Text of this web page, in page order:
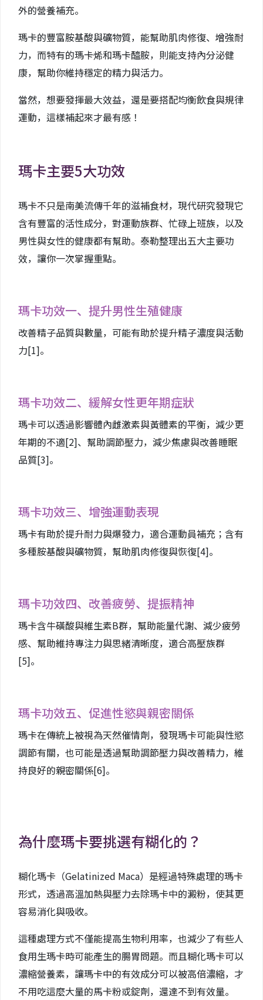
外的營養補充。
瑪卡的豐富胺基酸與礦物質，能幫助肌肉修復、增強耐
力，而特有的瑪卡烯和瑪卡醯胺，則能支持內分泌健
康，幫助你維持穩定的精力與活力。
當然，想要發揮最大效益，還是要搭配均衡飲食與規律
運動，這樣補起來才最有感！
瑪卡主要5大功效
瑪卡不只是南美流傳千年的滋補食材，現代研究發現它
含有豐富的活性成分，對運動族群、忙碌上班族，以及
男性與女性的健康都有幫助。泰勒整理出五大主要功
效，讓你一次掌握重點。
瑪卡功效一、提升男性生殖健康
改善精子品質與數量，可能有助於提升精子濃度與活動
力[1]。
瑪卡功效二、緩解女性更年期症狀
瑪卡可以透過影響體內雌激素與黃體素的平衡，減少更
年期的不適[2]、幫助調節壓力，減少焦慮與改善睡眠
品質[3]。
瑪卡功效三、增強運動表現
瑪卡有助於提升耐力與爆發力，適合運動員補充；含有
多種胺基酸與礦物質，幫助肌肉修復與恢復[4]。
瑪卡功效四、改善疲勞、提振精神
瑪卡含牛磺酸與維生素B群，幫助能量代謝、減少疲勞
感、幫助維持專注力與思緒清晰度，適合高壓族群
[5]。
瑪卡功效五、促進性慾與親密關係
瑪卡在傳統上被視為天然催情劑，發現瑪卡可能與性慾
調節有關，也可能是透過幫助調節壓力與改善精力，維
持良好的親密關係[6]。
為什麼瑪卡要挑選有糊化的？
糊化瑪卡（Gelatinized Maca）是經過特殊處理的瑪卡
形式，透過高溫加熱與壓力去除瑪卡中的澱粉，使其更
容易消化與吸收。
這種處理方式不僅能提高生物利用率，也減少了有些人
食用生瑪卡時可能產生的腸胃問題。而且糊化瑪卡可以
濃縮營養素，讓瑪卡中的有效成分可以被高倍濃縮，才
不用吃這麼大量的馬卡粉或錠劑，還達不到有效量。